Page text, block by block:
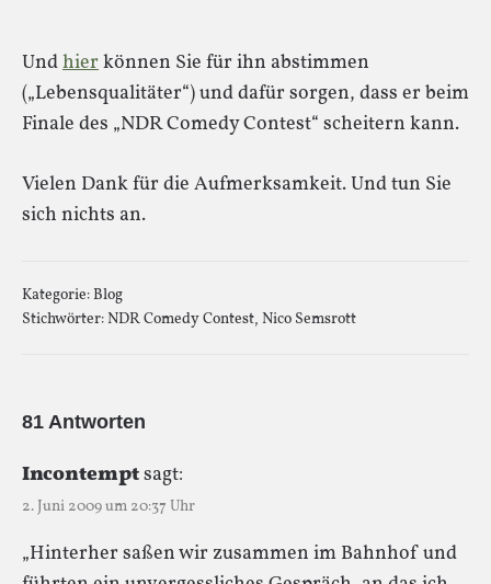
Undhierkönnen Sie für ihn abstimmen
(„Lebensqualitäter“) und dafür sorgen, dass er beim
Finale des „NDR Comedy Contest“ scheitern kann.
Vielen Dank für die Aufmerksamkeit. Und tun Sie
sich nichts an.
Kategorie:Blog
Stichwörter: NDR Comedy Contest, Nico Semsrott
81 Antworten
Incontemptsagt:
2. Juni 2009 um 20:37 Uhr
„Hinterher saßen wir zusammen im Bahnhof und